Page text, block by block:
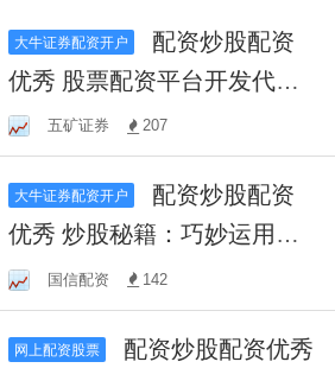
大牛证券配资开户
优秀 股票配资平台开发代
理：快速搭建，盈利无限！
五矿证券 207
大牛证券配资开户
优秀 炒股秘籍：巧妙运用杠
杆策略，轻松放大投资收
益！
国信配资 142
网上配资股票